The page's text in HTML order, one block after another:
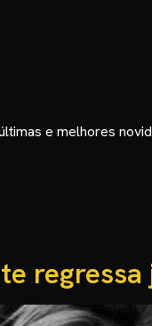
e melhores